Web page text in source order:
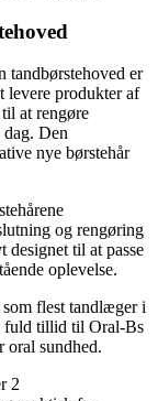
er
levere produkter af
at rengøre
Den
nye børstehår
og rengøring
designet til at passe
oplevelse.
flest tandlæger i
fuld tillid til Oral-Bs
oral sundhed.
2